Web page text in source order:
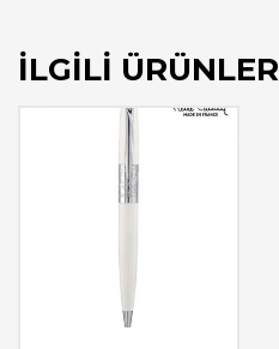
İLGILI ÜRÜNLER